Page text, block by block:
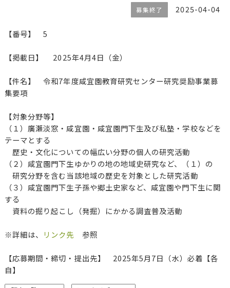
募集終了 2025-04-04
【番号】 5
【掲載日】 2025年4月4日（金）
【件名】 令和7年度咸宜園教育研究センター研究奨励事業募
集要項
【対象分野等】
（１）廣瀬淡窓・咸宜園・咸宜園門下生及び私塾・学校などを
テーマとする
歴史・文化についての幅広い分野の個人の研究活動
（２）咸宜園門下生ゆかりの地の地域史研究など、（１）の
研究分野を含む当該地域の歴史を対象とした研究活動
（３）咸宜園門下生子孫や郷土史家など、咸宜園や門下生に関
する
資料の掘り起こし（発掘）にかかる調査普及活動
※詳細は、 リンク先 参照
【応募期間・締切・提出先】 2025年5月7日（水）必着【各
自】